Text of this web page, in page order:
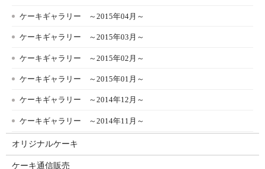
ケーキギャラリー ～2015年04月～
ケーキギャラリー ～2015年03月～
ケーキギャラリー ～2015年02月～
ケーキギャラリー ～2015年01月～
ケーキギャラリー ～2014年12月～
ケーキギャラリー ～2014年11月～
オリジナルケーキ
ケーキ通信販売